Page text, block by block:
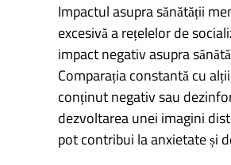
Impactul asupra sănătății
excesivă a rețelelor de
impact negativ asupra
Comparația constantă cu
conținut negativ sau
dezvoltarea unei imagini
pot contribui la anxietate și